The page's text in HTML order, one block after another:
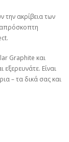
την ακρίβεια των
απρόσκοπτη
Graphite και
Είναι
– τα δικά σας και